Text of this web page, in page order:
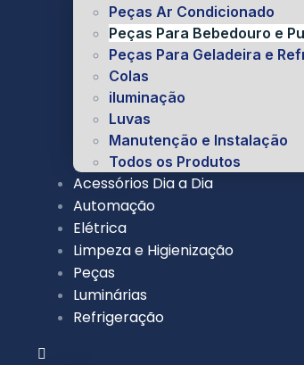
Peças Ar Condicionado
Peças Para Bebedouro e
Peças Para Geladeira e
Colas
iluminação
Luvas
Manutenção e Instalação
Todos os Produtos
Acessórios Dia a Dia
Automação
Elétrica
Limpeza e Higienização
Peças
Luminárias
Refrigeração